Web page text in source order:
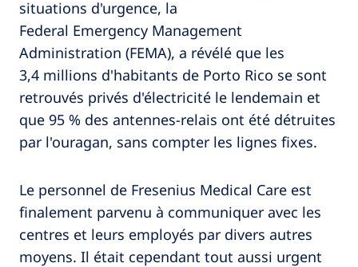
situations d'urgence, la
Federal Emergency Management
Administration (FEMA), a révélé que les
3,4 millions d'habitants de Porto Rico se sont
retrouvés privés d'électricité le lendemain et
que 95 % des antennes-relais ont été détruites
par l'ouragan, sans compter les lignes fixes.
Le personnel de Fresenius Medical Care est
finalement parvenu à communiquer avec les
centres et leurs employés par divers autres
moyens. Il était cependant tout aussi urgent